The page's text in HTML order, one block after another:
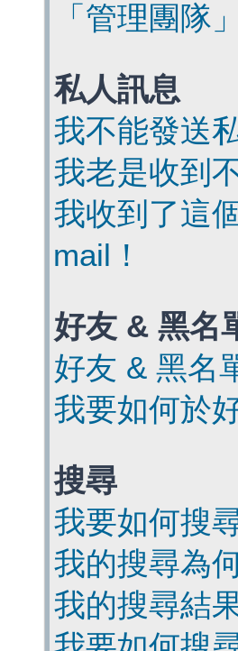
「管理團隊
私人訊息
我不能發送
我老是收到
我收到了這
mail！
好友 & 黑名
好友 & 黑名
我要如何於
搜尋
我要如何搜
我的搜尋為
我的搜尋結